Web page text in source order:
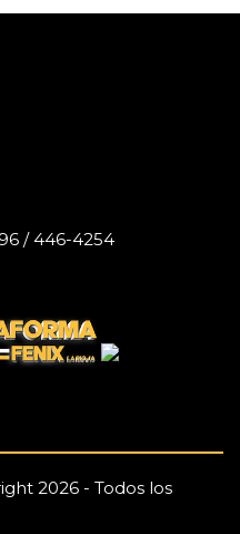
/ 446-4254
2026 - Todos los